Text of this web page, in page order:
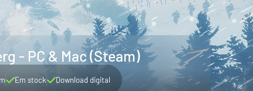
- PC & Mac (Steam)
Em stock Download digital